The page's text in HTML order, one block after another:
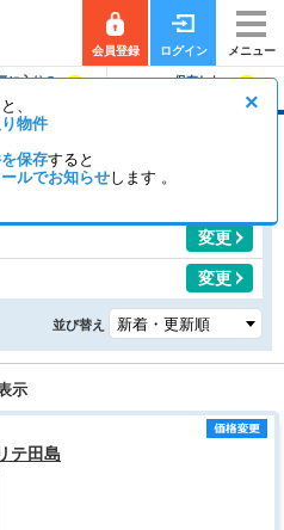
会員登録 ログイン メニュー
に入りの
保存した
×
、
物件
保存すると
ルでお知らせします 。
ン
件
変更
変更
並び替え
示
テ田島